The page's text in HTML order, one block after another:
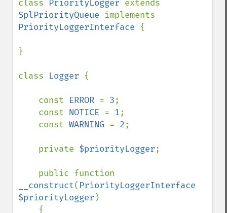
class PriorityLogger
SplPriorityQueue
PriorityLoggerInterface {
}
class Logger {
    const
ERROR = 3;
    const
NOTICE = 1;
    const
WARNING = 2;
    private
$priorityLogger;
__construct( PriorityLoggerInterface
$priorityLogger )